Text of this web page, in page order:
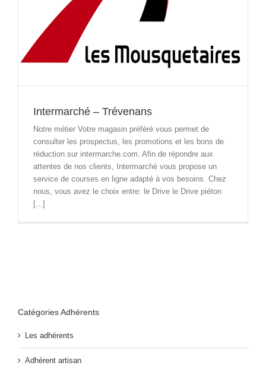
Intermarché – Trévenans
Notre métier Votre magasin préféré vous permet de
consulter les prospectus, les promotions et les bons de
réduction sur intermarche.com. Afin de répondre aux
attentes de nos clients, Intermarché vous propose un
service de courses en ligne adapté à vos besoins. Chez
nous, vous avez le choix entre: le Drive le Drive piéton
[...]
Catégories Adhérents
Les adhérents
Adhérent artisan